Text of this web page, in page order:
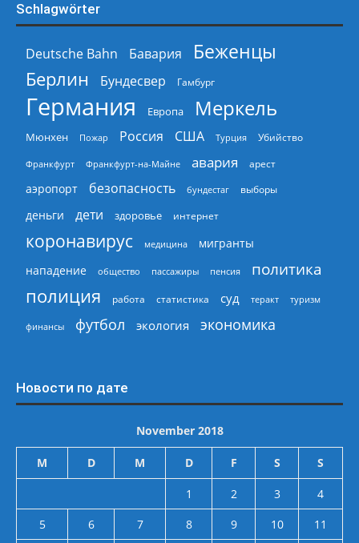
Schlagwörter
Deutsche Bahn Бавария
Беженцы
Берлин
Бундесвер Гамбург
Германия Европа Меркель
Мюнхен Пожар Россия США Турция Убийство
Франкфурт Франкфурт-на-Майне авария арест
аэропорт безопасность бундестаг выборы
деньги дети здоровье интернет
коронавирус медицина
мигранты
нападение
общество пассажиры пенсия политика
полиция работа статистика суд теракт туризм
финансы футбол экология экономика
Новости по дате
November 2018
M D M D F S S
1 2 3
4
5
6 7 8 9 10 11